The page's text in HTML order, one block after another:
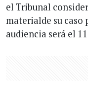
el Tribunal
materialde su caso
audiencia será el